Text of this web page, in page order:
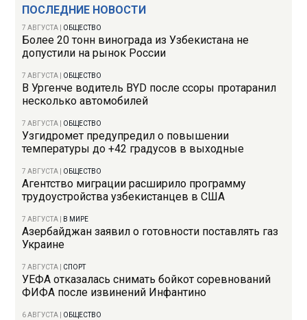
ПОСЛЕДНИЕ НОВОСТИ
7 АВГУСТА ОБЩЕСТВО
Более 20 тонн винограда из Узбекистана не
допустили на рынок России
7 АВГУСТА ОБЩЕСТВО
В Ургенче водитель BYD после ссоры протаранил
несколько автомобилей
7 АВГУСТА ОБЩЕСТВО
Узгидромет предупредил о повышении
температуры до +42 градусов в выходные
7 АВГУСТА ОБЩЕСТВО
Агентство миграции расширило программу
трудоустройства узбекистанцев в США
7 АВГУСТА В МИРЕ
Азербайджан заявил о готовности поставлять газ
Украине
7 АВГУСТА СПОРТ
УЕФА отказалась снимать бойкот соревнований
ФИФА после извинений Инфантино
6 АВГУСТА ОБЩЕСТВО